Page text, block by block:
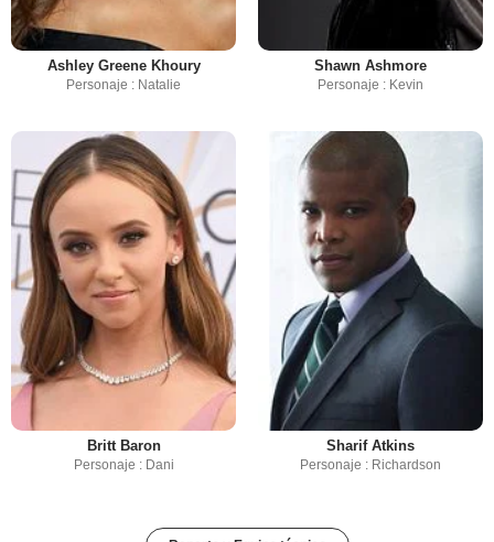
Ashley Greene Khoury
Personaje : Natalie
Shawn Ashmore
Personaje : Kevin
Britt Baron
Personaje : Dani
Sharif Atkins
Personaje : Richardson